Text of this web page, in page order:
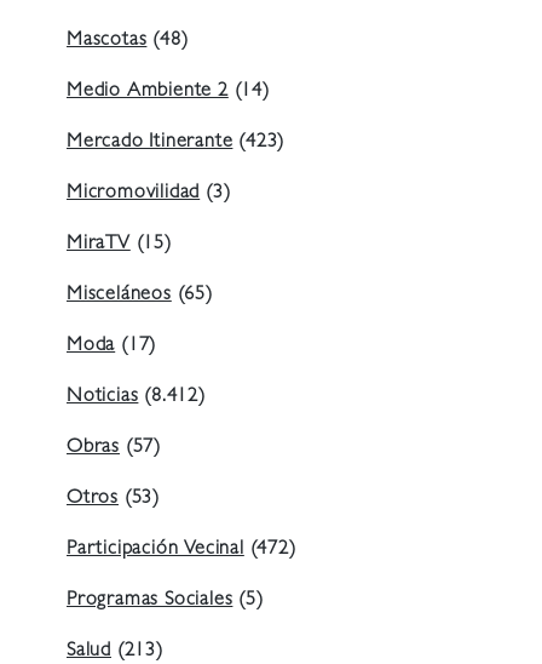
Mascotas (48)
Medio Ambiente 2(14)
Mercado Itinerante (423)
Micromovilidad (3)
MiraTV (15)
Misceláneos (65)
Moda (17)
Noticias (8.412)
Obras (57)
Otros (53)
Participación Vecinal (472)
Programas Sociales (5)
Salud (213)